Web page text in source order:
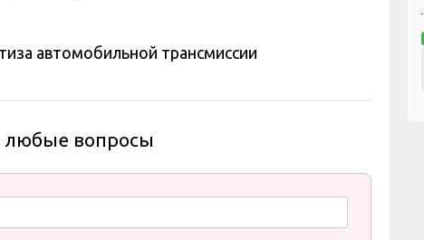
автомобильной трансмиссии
любые вопросы